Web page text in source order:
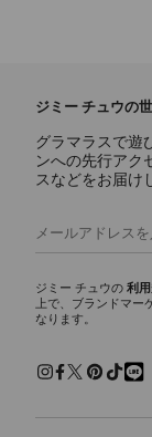
ジミー チュウの
グラマラスで遊
ンへの先行アク
スなどをお届け
ジミー チュウの 利
上で、ブランドマー
なります。